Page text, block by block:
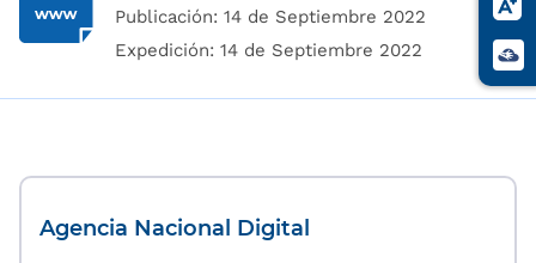
Publicación: 14 de Septiembre 2022
Expedición: 14 de Septiembre 2022
Agencia Nacional Digital